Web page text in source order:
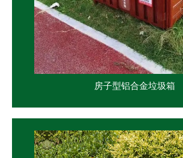
房子型铝合金垃圾箱